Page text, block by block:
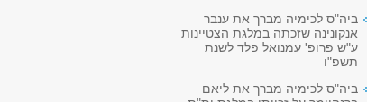
ביה"ס לכימיה מברך את ענבר
אנקונינה שזכתה במלגת הצטיינות
ע"ש פרופ' עמנואל פלד לשנת
תשפ"ו
ביה"ס לכימיה מברך את ליאם